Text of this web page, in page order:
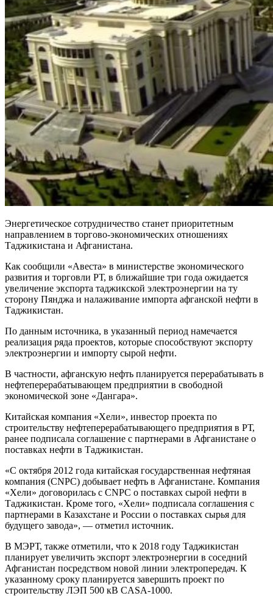
Энергетическое сотрудничество станет приоритетным
направлением в торгово-экономических отношениях
Таджикистана и Афганистана.
Как сообщили «Авеста» в министерстве экономического
развития и торговли РТ, в ближайшие три года ожидается
увеличение экспорта таджикской электроэнергии на ту
сторону Пянджа и налаживание импорта афганской нефти в
Таджикистан.
По данным источника, в указанный период намечается
реализация ряда проектов, которые способствуют экспорту
электроэнергии и импорту сырой нефти.
В частности, афганскую нефть планируется перерабатывать в
нефтеперерабатывающем предприятии в свободной
экономической зоне «Дангара».
Китайская компания «Хели», инвестор проекта по
строительству нефтеперерабатывающего предприятия в РТ,
ранее подписала соглашение с партнерами в Афганистане о
поставках нефти в Таджикистан.
«С октября 2012 года китайская государственная нефтяная
компания (CNPC) добывает нефть в Афганистане. Компания
«Хели» договорилась с CNPC о поставках сырой нефти в
Таджикистан. Кроме того, «Хели» подписала соглашения с
партнерами в Казахстане и России о поставках сырья для
будущего завода», — отметил источник.
В МЭРТ, также отметили, что к 2018 году Таджикистан
планирует увеличить экспорт электроэнергии в соседний
Афганистан посредством новой линии электропередач. К
указанному сроку планируется завершить проект по
строительству ЛЭП 500 кВ CASA-1000.